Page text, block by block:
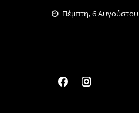
Πέμπτη, 6 Αυγούστου